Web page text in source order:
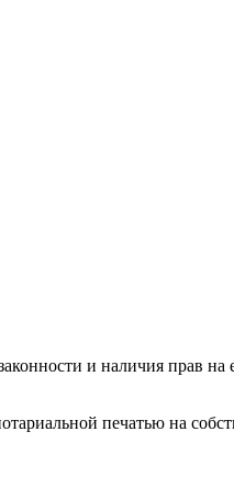
и наличия прав на
печатью на